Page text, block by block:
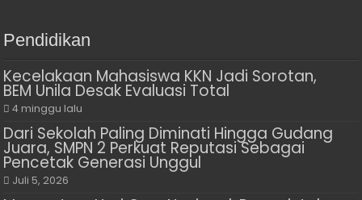
Pendidikan
Kecelakaan Mahasiswa KKN Jadi Sorotan,
BEM Unila Desak Evaluasi Total
4 minggu lalu
Dari Sekolah Paling Diminati Hingga Gudang
Juara, SMPN 2 Perkuat Reputasi Sebagai
Pencetak Generasi Unggul
Juli 5, 2026